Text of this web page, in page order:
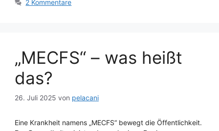
2 Kommentare
„MECFS“ – was heißt
das?
26. Juli 2025 von pelacani
Eine Krankheit namens „MECFS“ bewegt die Öffentlichkeit.